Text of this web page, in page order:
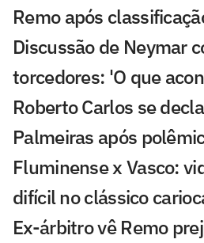
Remo após
Discussão de Neymar
torcedores: 'O que
Roberto Carlos se
Palmeiras após
Fluminense x Vasco:
difícil no clássico
Ex-árbitro vê Remo